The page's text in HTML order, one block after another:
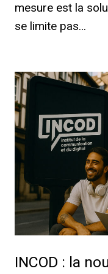
mesure est la
se limite pas…
INCOD : la